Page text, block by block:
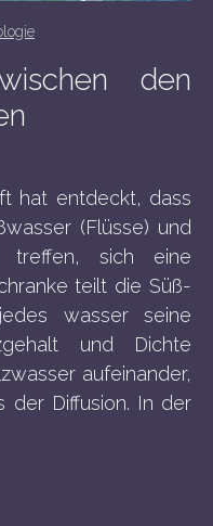
den
hat entdeckt, dass
(Flüsse) und
treffen, sich eine
teilt die Süß-
wasser seine
und Dichte
aufeinander,
der Diffusion. In der